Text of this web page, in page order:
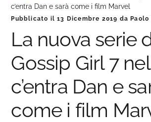
c’entra Dan e sarà come i film Marvel
Pubblicato il13 Dicembre 2019 da
La nuova serie
Gossip Girl 7
c’entra Dan e
come i film